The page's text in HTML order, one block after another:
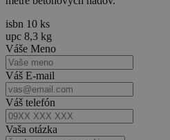
isbn 10 ks
upc 8,3 kg
Váše Meno
Váš E-mail
Váš telefón
Vaša otázka